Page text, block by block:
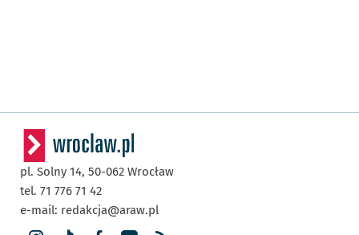
pl. Solny 14, 50-062 Wrocław
tel. 71 776 71 42
e-mail: redakcja@araw.pl